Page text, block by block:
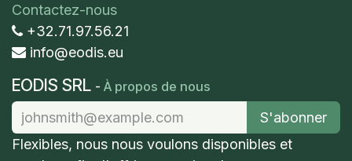
Contactez-nous
+32.71.97.56.21
info@eodis.eu
EODIS SRL - À propos de nous
S'abonner
Flexibles​, nous nous voulons disponibles et